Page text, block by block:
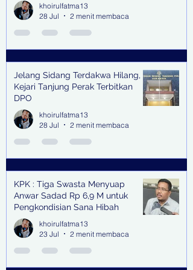
khoirulfatma13
28 Jul
2 menit membaca
Jelang Sidang Terdakwa Hilang,
Kejari Tanjung Perak Terbitkan
DPO
khoirulfatma13
28 Jul
2 menit membaca
KPK : Tiga Swasta Menyuap
Anwar Sadad Rp 6,9 M untuk
Pengkondisian Sana Hibah
khoirulfatma13
23 Jul
2 menit membaca